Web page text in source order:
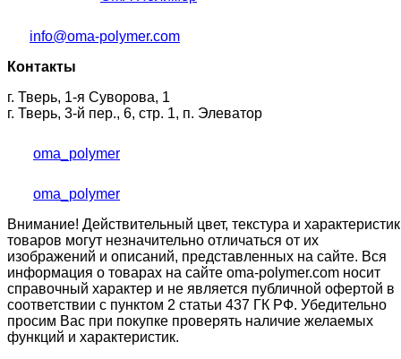
info@oma-polymer.com
Контакты
г. Тверь, 1-я Суворова, 1
г. Тверь, 3-й пер., 6, стр. 1, п. Элеватор
oma_polymer
oma_polymer
Внимание! Действительный цвет, текстура и
товаров могут незначительно отличаться от их
изображений и описаний, представленных на сайте. Вся
информация о товарах на сайте oma-polymer.com носит
справочный характер и не является публичной офертой в
соответствии с пунктом 2 статьи 437 ГК РФ. Убедительно
просим Вас при покупке проверять наличие желаемых
функций и характеристик.